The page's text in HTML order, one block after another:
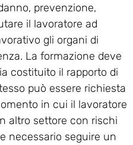
prevenzione,
il lavoratore ad
gli organi di
La formazione deve
costituito il rapporto di
può essere richiesta
in cui il lavoratore
altro settore con rischi
necessario seguire un